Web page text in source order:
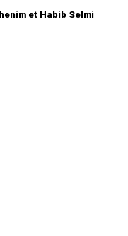
et Habib Selmi